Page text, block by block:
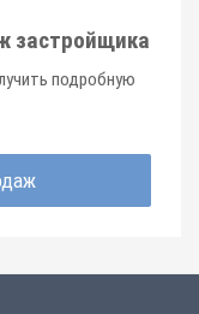
застройщика
подробную